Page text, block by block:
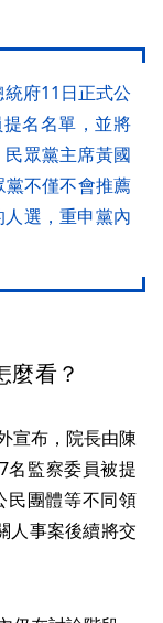
府11日正式公
名名單，並將
眾黨主席黃國
不僅不會推薦
選，重申黨內
看？
宣布，院長由陳
名監察委員被提
民團體等不同領
人事案後續將交